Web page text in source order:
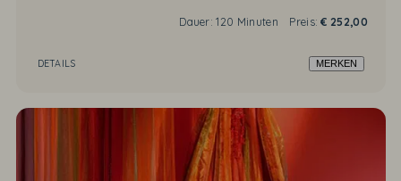
Dauer:120 Minuten Preis:€ 252,00
DETAILS MERKEN